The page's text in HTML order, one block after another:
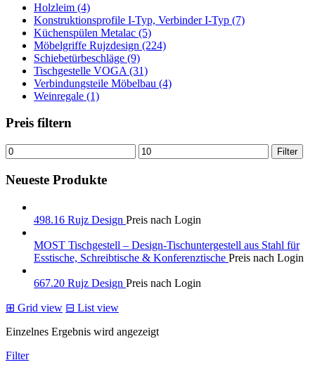
Holzleim (4)
Konstruktionsprofile I-Typ, Verbinder I-Typ (7)
Küchenspülen Metalac (5)
Möbelgriffe Rujzdesign (224)
Schiebetürbeschläge (9)
Tischgestelle VOGA (31)
Verbindungsteile Möbelbau (4)
Weinregale (1)
Preis filtern
Min.
Preis
Max.
Preis
Filter
Neueste Produkte
498.16 Rujz Design Preis nach Login
MOST Tischgestell – Design-Tischuntergestell aus Stahl für
Esstische, Schreibtische & Konferenztische Preis nach Login
667.20 Rujz Design Preis nach Login
⊞ Grid view ⊟ List view
Einzelnes Ergebnis wird angezeigt
Filter